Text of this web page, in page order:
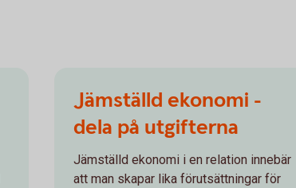
Jämställd ekonomi -
dela på utgifterna
Jämställd ekonomi i en relation innebär
att man skapar lika förutsättningar för